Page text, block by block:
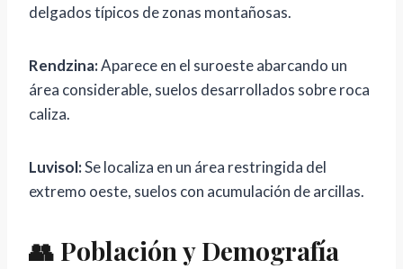
delgados típicos de zonas montañosas.
Rendzina:Aparece en el suroeste abarcando un
área considerable, suelos desarrollados sobre roca
caliza.
Luvisol:Se localiza en un área restringida del
extremo oeste, suelos con acumulación de arcillas.
👥 Población y Demografía